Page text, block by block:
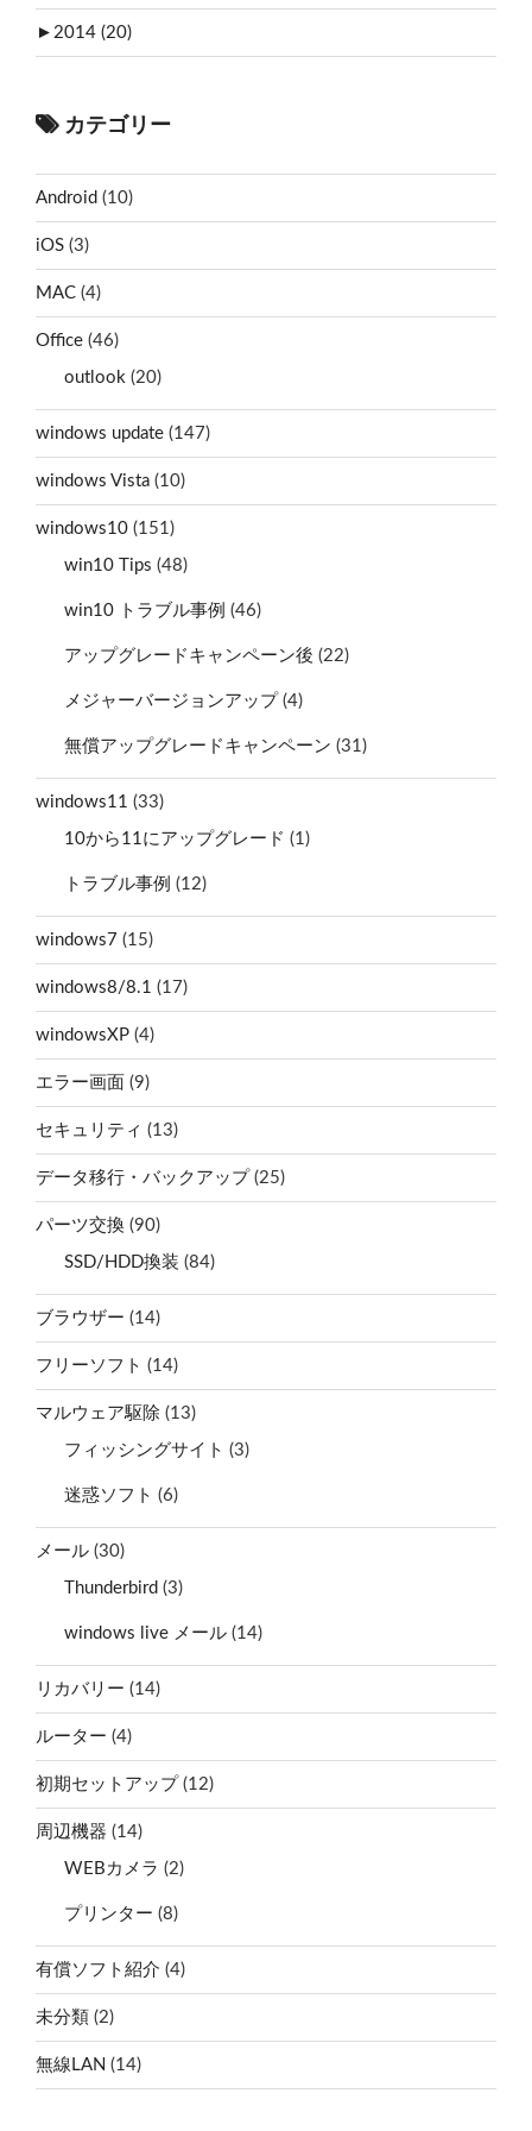
► 2014 (20)
カテゴリー
Android (10)
iOS (3)
MAC (4)
Office (46)
outlook (20)
windows update (147)
windows Vista (10)
windows10 (151)
win10 Tips (48)
win10 トラブル事例 (46)
アップグレードキャンペーン後 (22)
メジャーバージョンアップ (4)
無償アップグレードキャンペーン (31)
windows11 (33)
10から11にアップグレード (1)
トラブル事例 (12)
windows7 (15)
windows8/8.1 (17)
windowsXP (4)
エラー画面 (9)
セキュリティ (13)
データ移行・バックアップ(25)
パーツ交換 (90)
SSD/HDD換装 (84)
ブラウザー (14)
フリーソフト (14)
マルウェア駆除 (13)
フィッシングサイト (3)
迷惑ソフト (6)
メール (30)
Thunderbird (3)
windows live メール (14)
リカバリー (14)
ルーター (4)
初期セットアップ(12)
周辺機器 (14)
WEBカメラ (2)
プリンター (8)
有償ソフト紹介 (4)
未分類 (2)
無線LAN (14)